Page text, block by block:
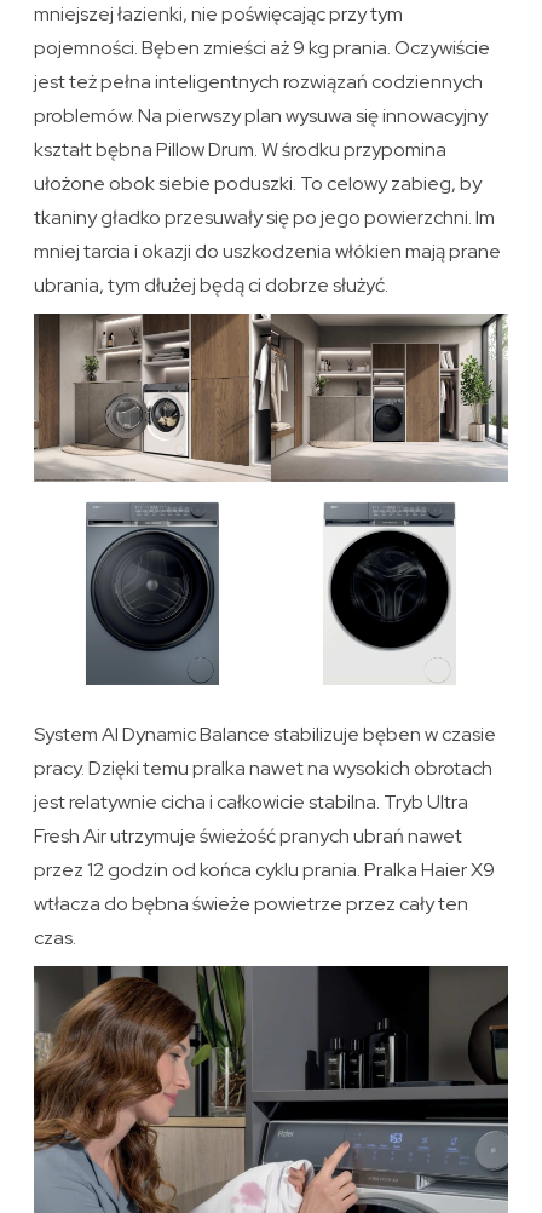
mniejszej łazienki, nie poświęcając przy tym
pojemności. Bęben zmieści aż 9 kg prania. Oczywiście
jest też pełna inteligentnych rozwiązań codziennych
problemów. Na pierwszy plan wysuwa się innowacyjny
kształt bębna Pillow Drum. W środku przypomina
ułożone obok siebie poduszki. To celowy zabieg, by
tkaniny gładko przesuwały się po jego powierzchni. Im
mniej tarcia i okazji do uszkodzenia włókien mają prane
ubrania, tym dłużej będą ci dobrze służyć.
System AI Dynamic Balance stabilizuje bęben w czasie
pracy. Dzięki temu pralka nawet na wysokich obrotach
jest relatywnie cicha i całkowicie stabilna. Tryb Ultra
Fresh Air utrzymuje świeżość pranych ubrań nawet
przez 12 godzin od końca cyklu prania. Pralka Haier X9
wtłacza do bębna świeże powietrze przez cały ten
czas.